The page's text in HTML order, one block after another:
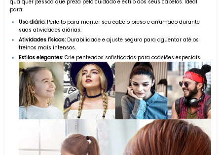
qualquer pessoa que preza pelo cuidado e estilo dos seus cabelos. Ideal
para:
Uso diário: Perfeito para manter seu cabelo preso e arrumado durante
suas atividades diárias.
Atividades físicas: Durabilidade e ajuste seguro para aguentar até os
treinos mais intensos.
Estilos elegantes: Crie penteados sofisticados para ocasiões especiais.